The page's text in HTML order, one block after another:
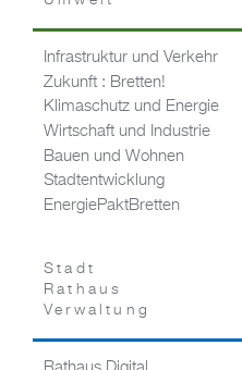
Infrastruktur und Verkehr
Zukunft : Bretten!
Klimaschutz und Energie
Wirtschaft und Industrie
Bauen und Wohnen
Stadtentwicklung
EnergiePaktBretten
Stadt
Rathaus
Verwaltung